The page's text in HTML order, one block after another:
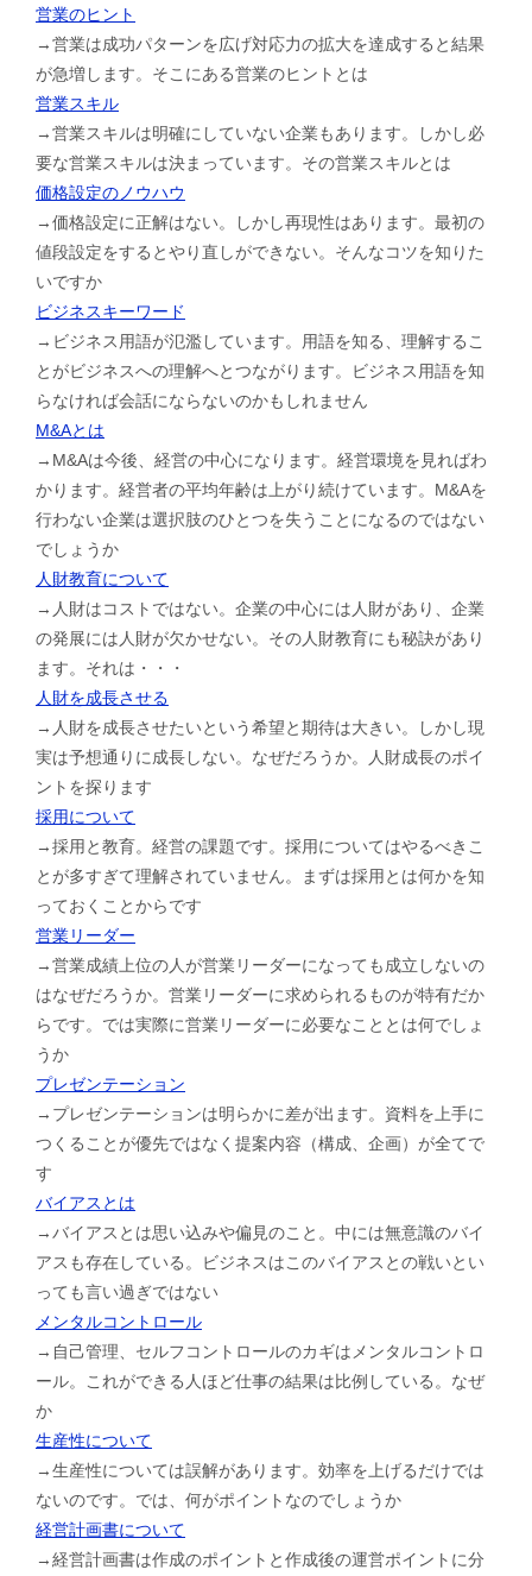
営業のヒント
→営業は成功パターンを広げ対応力の拡大を達成すると結果
が急増します。そこにある営業のヒントとは
営業スキル
→営業スキルは明確にしていない企業もあります。しかし必
要な営業スキルは決まっています。その営業スキルとは
価格設定のノウハウ
→価格設定に正解はない。しかし再現性はあります。最初の
値段設定をするとやり直しができない。そんなコツを知りた
いですか
ビジネスキーワード
→ビジネス用語が氾濫しています。用語を知る、理解するこ
とがビジネスへの理解へとつながります。ビジネス用語を知
らなければ会話にならないのかもしれません
M&Aとは
→M&Aは今後、経営の中心になります。経営環境を見ればわ
かります。経営者の平均年齢は上がり続けています。M&Aを
行わない企業は選択肢のひとつを失うことになるのではない
でしょうか
人財教育について
→人財はコストではない。企業の中心には人財があり、企業
の発展には人財が欠かせない。その人財教育にも秘訣があり
ます。それは・・・
人財を成長させる
→人財を成長させたいという希望と期待は大きい。しかし現
実は予想通りに成長しない。なぜだろうか。人財成長のポイ
ントを探ります
採用について
→採用と教育。経営の課題です。採用についてはやるべきこ
とが多すぎて理解されていません。まずは採用とは何かを知
っておくことからです
営業リーダー
→営業成績上位の人が営業リーダーになっても成立しないの
はなぜだろうか。営業リーダーに求められるものが特有だか
らです。では実際に営業リーダーに必要なこととは何でしょ
うか
プレゼンテーション
→プレゼンテーションは明らかに差が出ます。資料を上手に
つくることが優先ではなく提案内容（構成、企画）が全てで
す
バイアスとは
→バイアスとは思い込みや偏見のこと。中には無意識のバイ
アスも存在している。ビジネスはこのバイアスとの戦いとい
っても言い過ぎではない
メンタルコントロール
→自己管理、セルフコントロールのカギはメンタルコントロ
ール。これができる人ほど仕事の結果は比例している。なぜ
か
生産性について
→生産性については誤解があります。効率を上げるだけでは
ないのです。では、何がポイントなのでしょうか
経営計画書について
→経営計画書は作成のポイントと作成後の運営ポイントに分